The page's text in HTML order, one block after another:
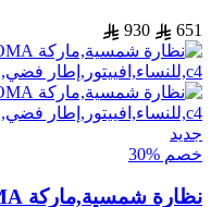
651
930
جديد
خصم %30